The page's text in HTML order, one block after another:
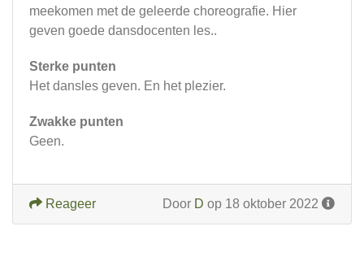
meekomen met de geleerde choreografie. Hier
geven goede dansdocenten les..
Sterke punten
Het dansles geven. En het plezier.
Zwakke punten
Geen.
Door D op 18 oktober 2022
Reageer